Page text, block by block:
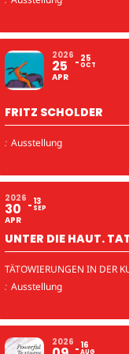
2026
25
APR
25
OCT
FRITZ SCHOLDER
: Ausstellung
2026
30
APR
13
SEP
UNTER DIE HAUT.
TÄTOWIERUNGEN IN DER
: Ausstellung
2026 16
AUG